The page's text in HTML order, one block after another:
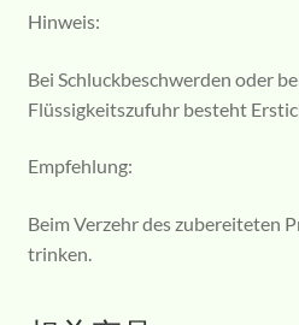
Hinweis:
Bei Schluckbeschwerden oder
Flüssigkeitszufuhr besteht
Empfehlung:
Beim Verzehr des zubereiteten
trinken.